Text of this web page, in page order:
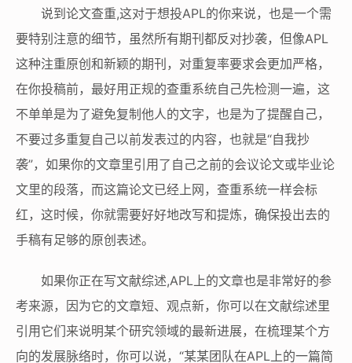
说到论文查重,这对于想投APL的你来说，也是一个需
要特别注意的细节，虽然所有期刊都反对抄袭，但像APL
这种注重原创和新颖的期刊，对重复率要求会更加严格，
在你投稿前，最好用正规的查重系统自己先检测一遍，这
不单单是为了避免复制他人的文字，也是为了提醒自己，
不要过多重复自己以前发表过的内容，也就是“自我抄
袭”，如果你的文章里引用了自己之前的会议论文或毕业论
文里的段落，而这篇论文已经上网，查重系统一样会标
红，这时候，你就需要好好地改写和提炼，确保投出去的
手稿有足够的原创表述。
如果你正在写文献综述,APL上的文章也是非常好的参
考来源，因为它的文章短、观点新，你可以在文献综述里
引用它们来说明某个研究领域的最新进展，在梳理某个方
向的发展脉络时，你可以说，“某某团队在APL上的一篇简